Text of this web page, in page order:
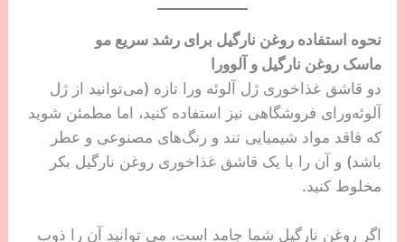
نحوه استفاده روغن نارگیل برای رشد سریع مو
ماسک روغن نارگیل و آلوورا
دو قاشق غذاخوری ژل آلوئه ورا تازه (می‌توانید از ژل
آلوئه‌ورای فروشگاهی نیز استفاده کنید، اما مطمئن شوید
که فاقد مواد شیمیایی تند و رنگ‌های مصنوعی و عطر
باشد) و آن را با یک قاشق غذاخوری روغن نارگیل بکر
مخلوط کنید.
اگر روغن نارگیل شما جامد است، می توانید آن را ذوب